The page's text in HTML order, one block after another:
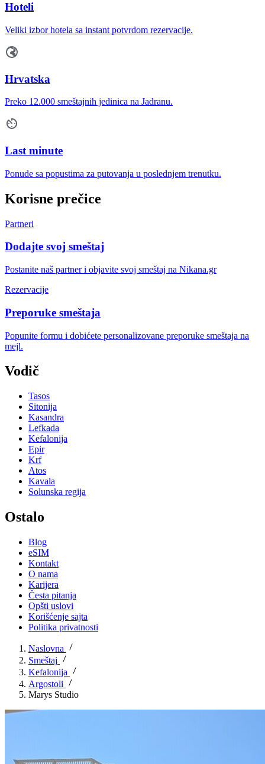
Hoteli
Veliki izbor hotela sa instant potvrdom rezervacije.
Hrvatska
Preko 12.000 smeštajnih jedinica na Jadranu.
Last minute
Ponude sa popustima za putovanja u poslednjem trenutku.
Korisne prečice
Partneri
Dodajte svoj smeštaj
Postanite naš partner i objavite svoj smeštaj na Nikana.gr
Rezervacije
Preporuke smeštaja
Popunite formu i dobićete personalizovane preporuke smeštaja na
mejl.
Vodič
Tasos
Sitonija
Kasandra
Lefkada
Kefalonija
Epir
Krf
Atos
Kavala
Solunska regija
Ostalo
Blog
eSIM
Kontakt
O nama
Karijera
Česta pitanja
Opšti uslovi
Korišćenje sajta
Politika privatnosti
Naslovna
Smeštaj
Kefalonija
Argostoli
Marys Studio